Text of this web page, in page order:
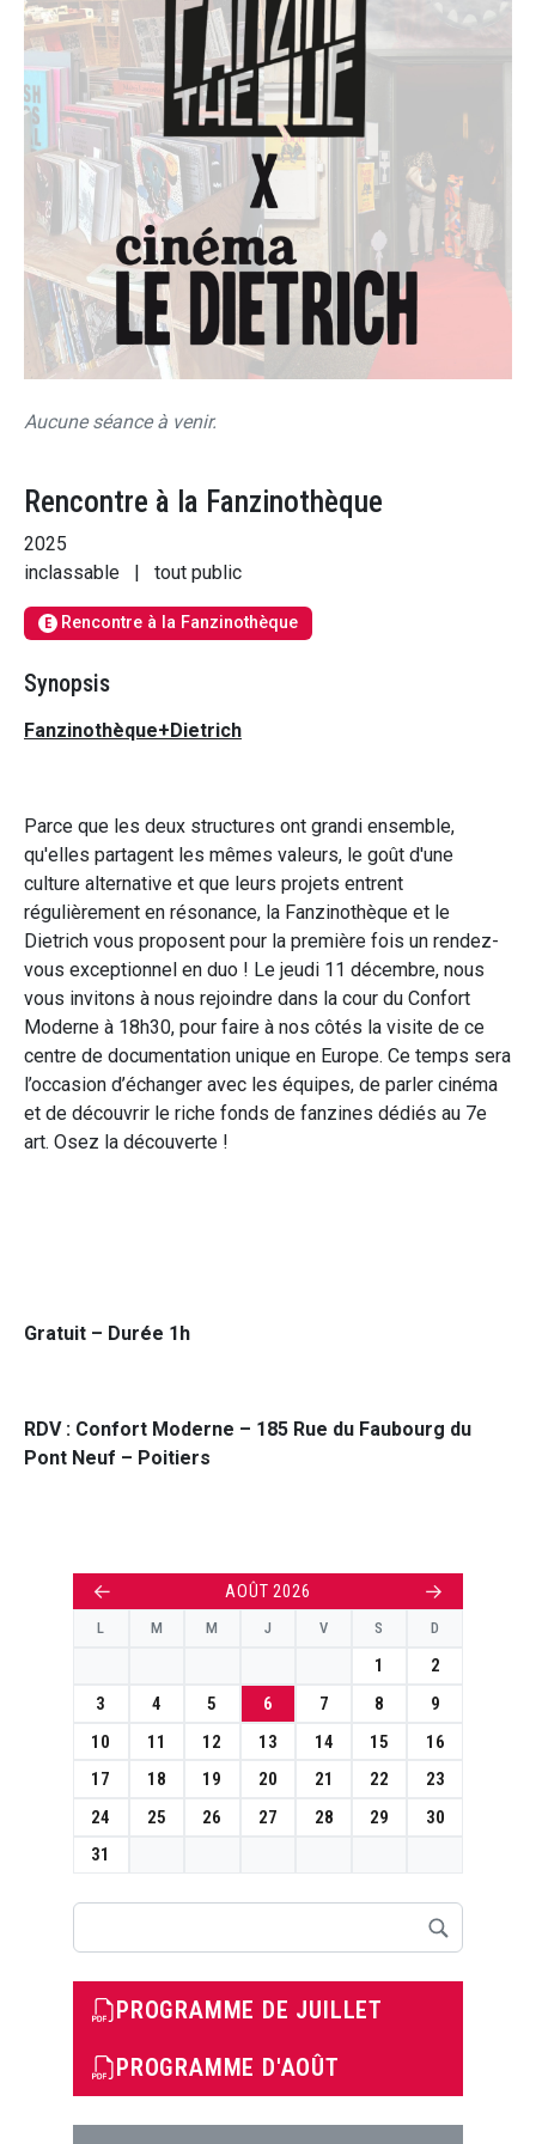
Aucune séance à venir.
Rencontre à la Fanzinothèque
2025
inclassable
| tout public
E Rencontre à la Fanzinothèque
Synopsis
Fanzinothèque+Dietrich
Parce que les deux structures ont grandi ensemble,
qu'elles partagent les mêmes valeurs, le goût d'une
culture alternative et que leurs projets entrent
régulièrement en résonance, la Fanzinothèque et le
Dietrich vous proposent pour la première fois un rendez-
vous exceptionnel en duo ! Le jeudi 11 décembre, nous
vous invitons à nous rejoindre dans la cour du Confort
Moderne à 18h30, pour faire à nos côtés la visite de ce
centre de documentation unique en Europe. Ce temps sera
l’occasion d’échanger avec les équipes, de parler cinéma
et de découvrir le riche fonds de fanzines dédiés au 7e
art. Osez la découverte !
Gratuit – Durée 1h
RDV : Confort Moderne – 185 Rue du Faubourg du
Pont Neuf – Poitiers
← AOÛT 2026 →
L M M J V S D
1
2
3
4 5 6 7 8
9
10
11 12 13 14 15
16
17
18 19 20 21 22
23
24
25 26 27 28 29
30
31
PROGRAMME DE JUILLET
PROGRAMME D'AOÛT